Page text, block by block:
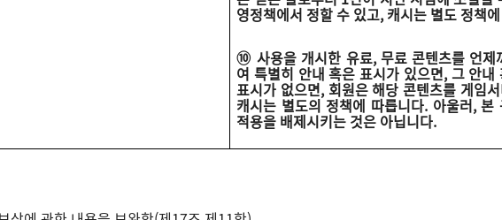
영정책에서 정할 수 있고, 캐시는 별도 정책
⑩ 사용을 개시한 유료, 무료 콘텐츠를 언제
여 특별히 안내 혹은 표시가 있으면, 그 안
표시가 없으면, 회원은 해당 콘텐츠를 게임
캐시는 별도의 정책에 따릅니다. 아울러,
적용을 배제시키는 것은 아닙니다.